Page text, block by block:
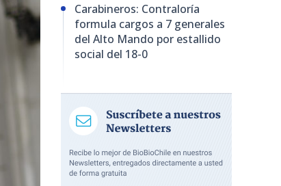
Carabineros: Contraloría
formula cargos a 7 generales
del Alto Mando por estallido
social del 18-0